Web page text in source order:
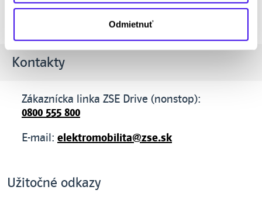
Odmietnuť
Kontakty
Zákaznícka linka ZSE Drive (nonstop):
0800 555 800
E-mail: elektromobilita@zse.sk
Užitočné odkazy